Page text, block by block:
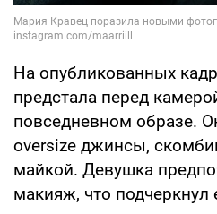
На опубликованных
предстала перед
повседневном образе.
oversize джинсы,
майкой. Девушка
макияж, что подчеркнул